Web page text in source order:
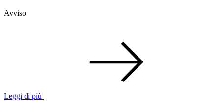
Avviso
Leggi di più